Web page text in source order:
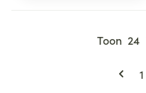
1
Toon